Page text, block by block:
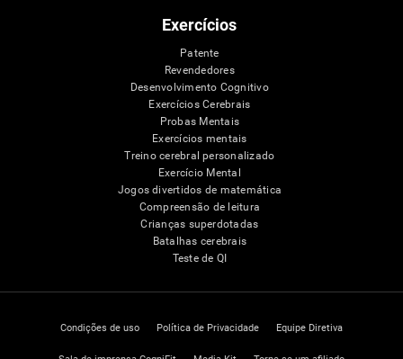
Exercícios
Patente
Revendedores
Desenvolvimento Cognitivo
Exercícios Cerebrais
Probas Mentais
Exercícios mentais
Treino cerebral personalizado
Exercício Mental
Jogos divertidos de matemática
Compreensão de leitura
Crianças superdotadas
Batalhas cerebrais
Teste de QI
Condições de uso Política de Privacidade Equipe Diretiva